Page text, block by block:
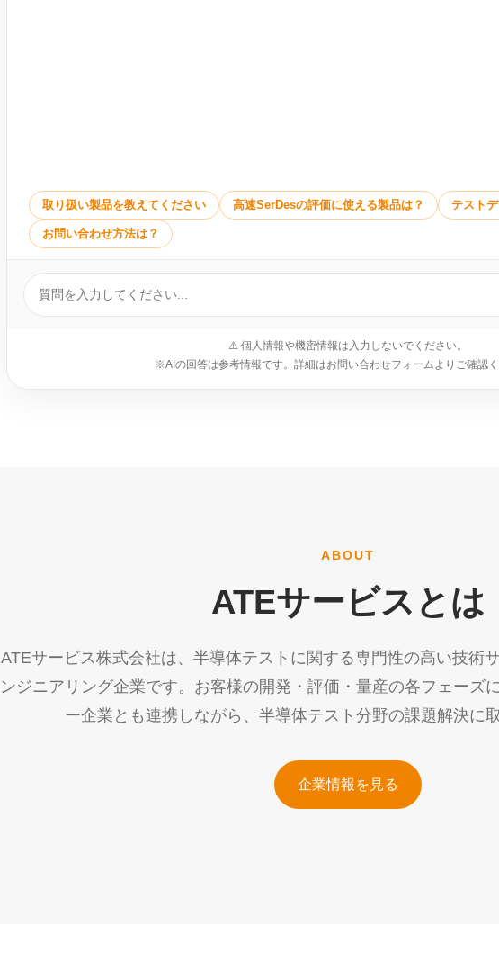
取り扱い製品を教えてください 高速SerDesの評価に使える製品は？ テスト
お問い合わせ方法は？
⚠️ 個人情報や機密情報は入力しないでください。
※AIの回答は参考情報です。詳細はお問い合わせフォームよりご確認く
ABOUT
ATEサービスとは
ATEサービス株式会社は、半導体テストに関する専門性の高い技術
ンジニアリング企業です。お客様の開発・評価・量産の各フェーズ
ー企業とも連携しながら、半導体テスト分野の課題解決に
企業情報を見る